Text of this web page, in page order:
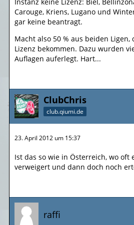
Carouge, Kriens, Lugano und
gar keine beantragt.
Macht also 50 % aus beiden
Lizenz bekommen. Dazu wurden
Auflagen auferlegt. Hart...
ClubChris
club.qiumi.de
23. April 2012 um 15:37
Ist das so wie in Österreich, wo oft
verweigert und dann doch noch
raffi